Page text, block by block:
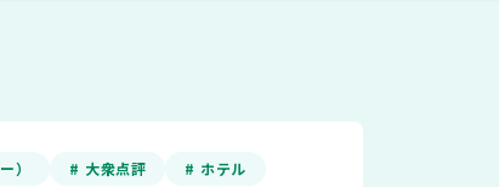
） # 大衆点評
# ホテル